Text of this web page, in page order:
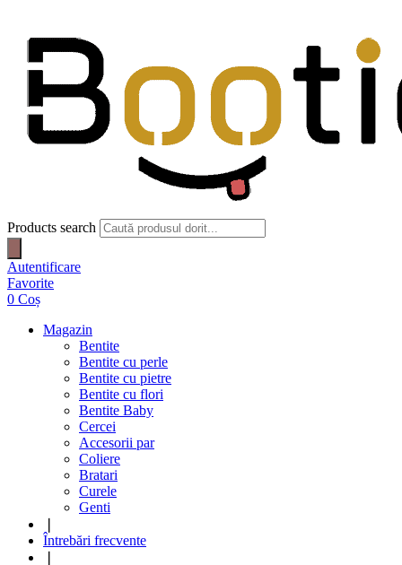
Products search
Autentificare
Favorite
0 Coș
Magazin
Bentite
Bentite cu perle
Bentite cu pietre
Bentite cu flori
Bentite Baby
Cercei
Accesorii par
Coliere
Bratari
Curele
Genti
Întrebări frecvente